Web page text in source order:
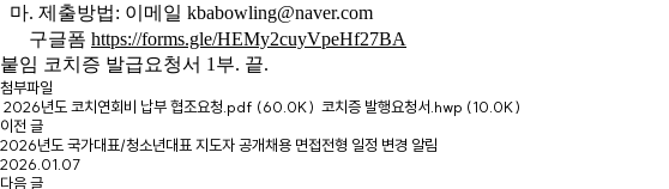
마. 제출방법: 이메일 kbabowling@naver.com
구글폼 https://forms.gle/HEMy2cuyVpeHf27BA
붙임 코치증 발급요청서 1 부. 끝.
첨부파일
2026년도 코치연회비 납부 협조요청.pdf (60.0K) 코치증 발행요청서.hwp (10.0K)
이전 글
2026년도 국가대표/청소년대표 지도자 공개채용 면접전형 일정 변경 알림
2026.01.07
다음 글